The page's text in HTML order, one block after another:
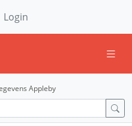
Login
Appleby